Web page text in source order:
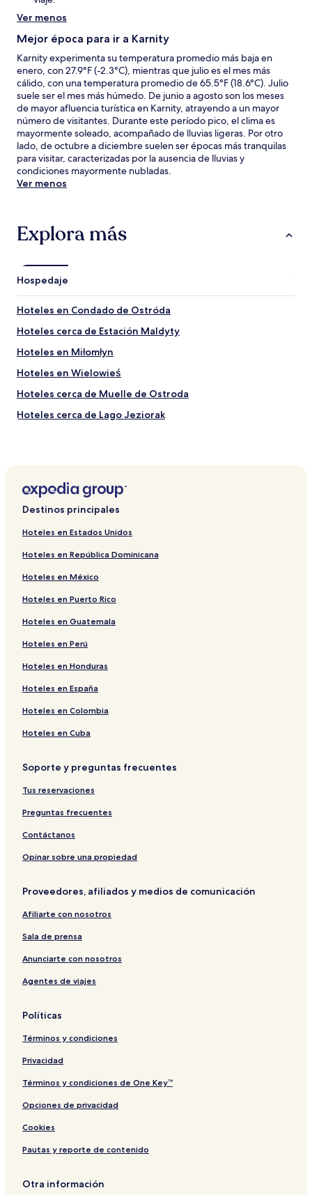
Ver menos
Mejor época para ir a Karnity
Karnity experimenta su temperatura promedio más baja en
enero, con 27.9°F (-2.3°C), mientras que julio es el mes más
cálido, con una temperatura promedio de 65.5°F (18.6°C). Julio
suele ser el mes más húmedo. De junio a agosto son los meses
de mayor afluencia turística en Karnity, atrayendo a un mayor
número de visitantes. Durante este período pico, el clima es
mayormente soleado, acompañado de lluvias ligeras. Por otro
lado, de octubre a diciembre suelen ser épocas más tranquilas
para visitar, caracterizadas por la ausencia de lluvias y
condiciones mayormente nubladas.
Ver menos
Explora más
Hospedaje
Hoteles en Condado de Ostróda
Hoteles cerca de Estación Maldyty
Hoteles en Miłomłyn
Hoteles en Wielowieś
Hoteles cerca de Muelle de Ostroda
Hoteles cerca de Lago Jeziorak
Hoteles en Ostróda
Hoteles en Stare Jablonki
Hoteles en Wopity
Hoteles cerca de Castillo de Ostróda
Hoteles cerca de Estación de tren de Ostróda
Hoteles en Lubawa
Hoteles cerca de Estación de tren de Iława Główna
Destinos principales
Hoteles en Estados Unidos
Hoteles en República Dominicana
Hoteles en México
Hoteles en Puerto Rico
Hoteles en Guatemala
Hoteles en Perú
Hoteles en Honduras
Hoteles en España
Hoteles en Colombia
Hoteles en Cuba
Soporte y preguntas frecuentes
Tus reservaciones
Preguntas frecuentes
Contáctanos
Opinar sobre una propiedad
Proveedores, afiliados y medios de comunicación
Afiliarte con nosotros
Sala de prensa
Anunciarte con nosotros
Agentes de viajes
Políticas
Términos y condiciones
Privacidad
Términos y condiciones de One Key™
Opciones de privacidad
Cookies
Pautas y reporte de contenido
Otra información